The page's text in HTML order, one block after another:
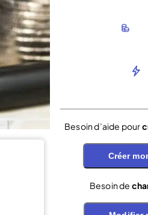
Besoin d’aide pour
Créer
Besoin de